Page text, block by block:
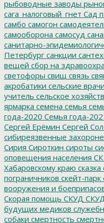
рыбоводные заводы
сага_налоговый_гнет Сад
самбо самогон
самооборона самосуд
санитарно-
Петербург санкции
вещей сбор на
светофоры свищ связь
акробатики сельские врачи
учитель сельское
ярмарка семена семья
года-2020 Семья года-
Сергей Ерёмин Сергей
сибиреязвенные
Сирия Сироткин сироты
оповещения населения СК
Хабаровскому краю сказка
пограничников скейт-парк
вооружения и
Скорая помощь СКУД
будущих медиков
собаки смертность